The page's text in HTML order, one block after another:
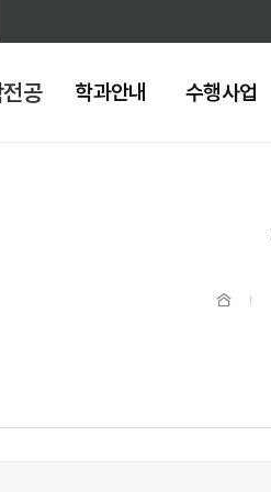
공 학과안내 수행사업